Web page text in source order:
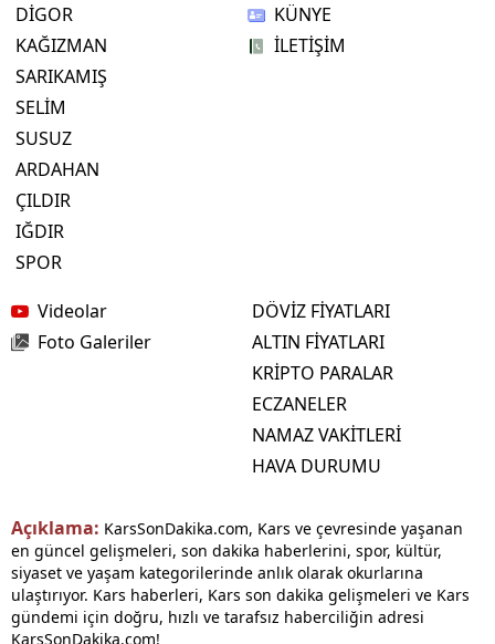
DİGOR
KAĞIZMAN
SARIKAMIŞ
SELİM
SUSUZ
ARDAHAN
ÇILDIR
IĞDIR
SPOR
KÜNYE
İLETİŞİM
Videolar
Foto Galeriler
DÖVİZ FİYATLARI
ALTIN FİYATLARI
KRİPTO PARALAR
ECZANELER
NAMAZ VAKİTLERİ
HAVA DURUMU
Açıklama: KarsSonDakika.com, Kars ve çevresinde yaşanan
en güncel gelişmeleri, son dakika haberlerini, spor, kültür,
siyaset ve yaşam kategorilerinde anlık olarak okurlarına
ulaştırıyor. Kars haberleri, Kars son dakika gelişmeleri ve Kars
gündemi için doğru, hızlı ve tarafsız haberciliğin adresi
KarsSonDakika.com!